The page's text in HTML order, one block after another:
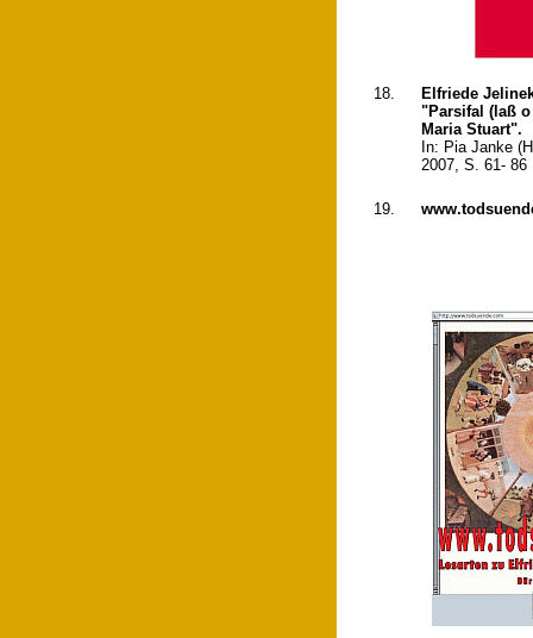
18.
Elfriede
"Parsifal (laß
Maria Stuart".
In: Pia Janke
2007, S. 61- 86
19.